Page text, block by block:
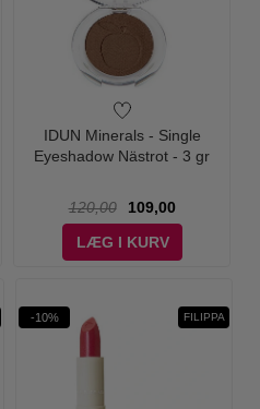
IDUN Minerals - Single
Eyeshadow Nästrot - 3 gr
120,00
109,00
LÆG I KURV
-10% FILIPPA